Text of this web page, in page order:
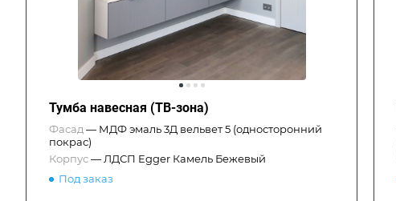
Тумба навесная (ТВ-зона)
Фасад — МДФ эмаль 3Д вельвет 5 (односторонний
покрас)
Корпус— ЛДСП Egger Камель Бежевый
Под заказ